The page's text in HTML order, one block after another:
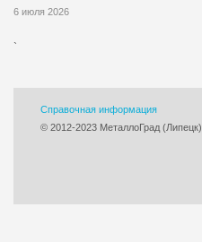
6 июля 2026
`
Справочная информация
© 2012-2023 МеталлоГрад (Липецк)